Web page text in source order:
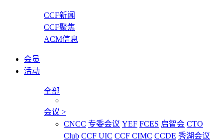
CCF新闻
CCF聚焦
ACM信息
会员
活动
全部
会议 >
CNCC 专委会议 YEF FCES 启智会 CTO
Club CCF UIC CCF CIMC CCDE 秀湖会议